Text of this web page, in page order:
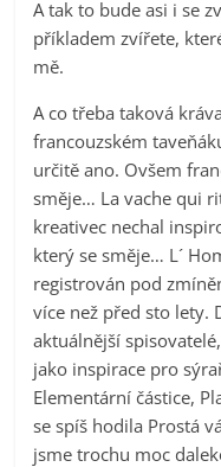
A tak to bude asi i se
příkladem zvířete,
mě.
A co třeba taková
francouzském
určitě ano. Ovšem
směje… La vache qui
kreativec nechal
který se směje… L´
registrován pod
více než před sto lety.
aktuálnější
jako inspirace pro
Elementární částice,
se spíš hodila Prostá
jsme trochu moc